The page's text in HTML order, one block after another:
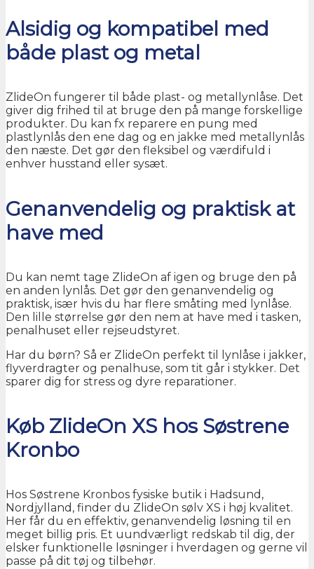
Alsidig og kompatibel med
både plast og metal
ZlideOn fungerer til både plast- og metallynlåse. Det
giver dig frihed til at bruge den på mange forskellige
produkter. Du kan fx reparere en pung med
plastlynlås den ene dag og en jakke med metallynlås
den næste. Det gør den fleksibel og værdifuld i
enhver husstand eller sysæt.
Genanvendelig og praktisk at
have med
Du kan nemt tage ZlideOn af igen og bruge den på
en anden lynlås. Det gør den genanvendelig og
praktisk, især hvis du har flere småting med lynlåse.
Den lille størrelse gør den nem at have med i tasken,
penalhuset eller rejseudstyret.
Har du børn? Så er ZlideOn perfekt til lynlåse i jakker,
flyverdragter og penalhuse, som tit går i stykker. Det
sparer dig for stress og dyre reparationer.
Køb ZlideOn XS hos Søstrene
Kronbo
Hos Søstrene Kronbos fysiske butik i Hadsund,
Nordjylland, finder du ZlideOn sølv XS i høj kvalitet.
Her får du en effektiv, genanvendelig løsning til en
meget billig pris. Et uundværligt redskab til dig, der
elsker funktionelle løsninger i hverdagen og gerne vil
passe på dit tøj og tilbehør.